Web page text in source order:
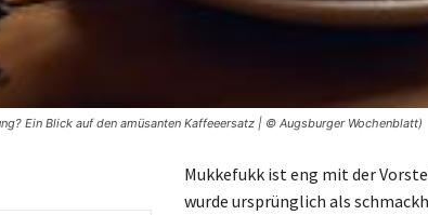
Ein Blick auf den amüsanten Kaffeeersatz | © Augsburger Wochenblatt)
Mukkefukk ist eng mit der
wurde ursprünglich als